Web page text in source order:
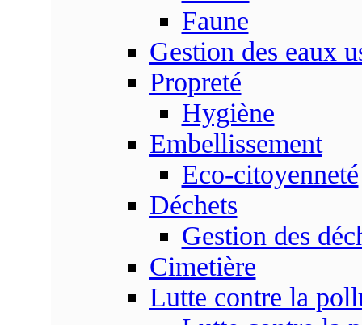
Faune
Gestion des eaux
Propreté
Hygiène
Embellissement
Eco-citoyenneté
Déchets
Gestion des
Cimetière
Lutte contre la